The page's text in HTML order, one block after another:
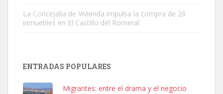
Leales.org » Gran Canaria
La Concejalía de Vivienda impulsa la compra de 26
inmuebles en El Castillo del Romeral
ENTRADAS POPULARES
Migrantes: entre el drama y el negocio